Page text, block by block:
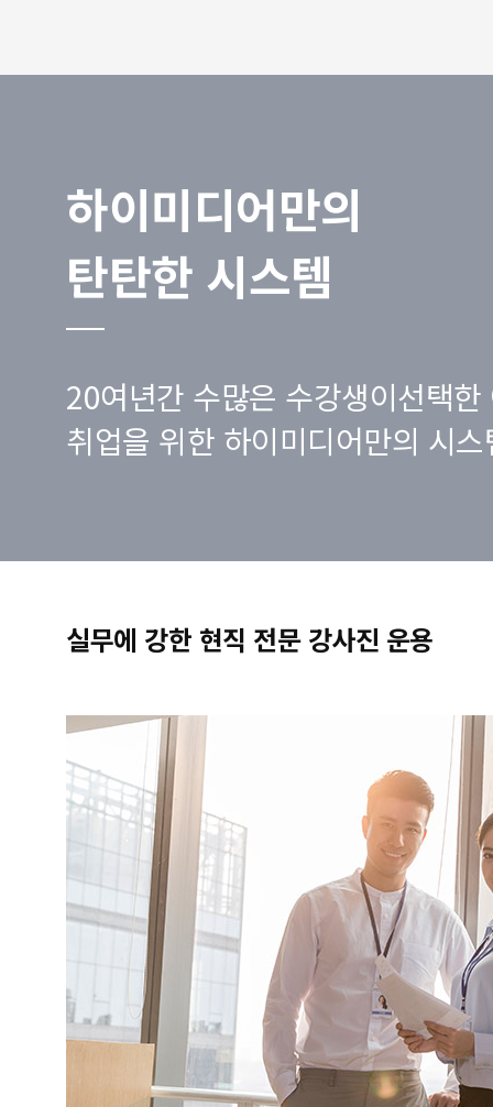
하이미디어만의
탄탄한 시스템
20여년간 수많은 수강생이선택한
취업을 위한 하이미디어만의 시
실무에 강한 현직 전문 강사진 운용